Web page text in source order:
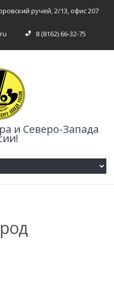
ручей, 2/13, офис 207
8 (8162) 66-32-75
и Северо-Запада